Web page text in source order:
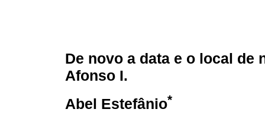
De novo a data e o local de
Afonso I.
Abel Estefânio*